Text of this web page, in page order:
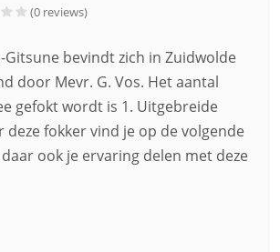
(0 reviews)
Gitsune bevindt zich in Zuidwolde
door Mevr. G. Vos. Het aantal
gefokt wordt is 1. Uitgebreide
fokker vind je op de volgende
daar ook je ervaring delen met deze